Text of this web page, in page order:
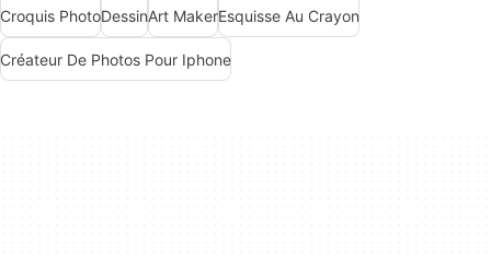
Croquis PhotoDessinArt MakerEsquisse Au Crayon
Créateur De Photos Pour Iphone